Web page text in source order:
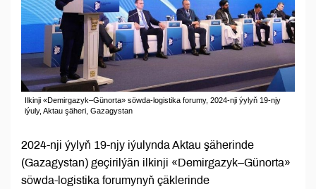
Ilkinji «Demirgazyk–Günorta» söwda-logistika forumy, 2024-nji ýylyň 19-njy
iýuly, Aktau şäheri, Gazagystan
2024-nji ýylyň 19-njy iýulynda Aktau şäherinde
(Gazagystan) geçirilýän ilkinji «Demirgazyk–Günorta»
söwda-logistika forumynyň çäklerinde